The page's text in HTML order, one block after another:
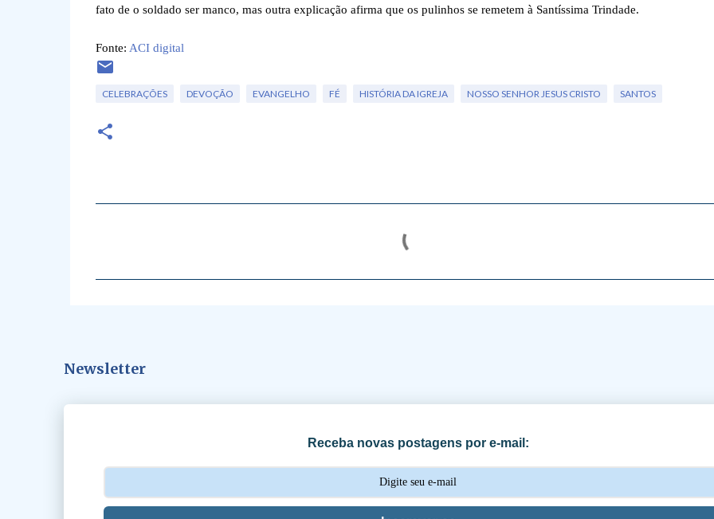
fato de o soldado ser manco, mas outra explicação afirma que os pulinhos se remetem à Santíssima Trindade.
Fonte: ACI digital
CELEBRAÇÕES DEVOÇÃO EVANGELHO FÉ HISTÓRIA DA IGREJA NOSSO SENHOR JESUS CRISTO SANTOS
á
i
Newsletter
Receba novas postagens por e-mail: